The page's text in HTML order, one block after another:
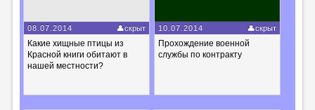
08.07.2014 скрыт
Какие хищные птицы из
Красной книги обитают в
нашей местности?
10.07.2014 скрыт
Прохождение военной
службы по контракту